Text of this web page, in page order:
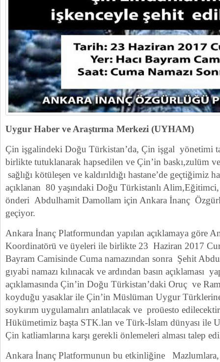
Uygur Haber ve Araştırma Merkezi (UYHAM)
Çin işgalindeki Doğu Türkistan’da, Çin işgal yönetimi
birlikte tutuklanarak hapsedilen ve Çin’in baskı,zulüm
sağlığı kötüleşen ve kaldırıldığı hastane’de geçtiğimiz
açıklanan 80 yaşındaki Doğu Türkistanlı Alim,Eğitimci,
önderi Abdulhamit Damollam için Ankara İnanç
geçiyor.
Ankara İnanç Platformundan yapılan açıklamaya göre
Koordinatörü ve üyeleri ile birlikte 23 Haziran 2017
Bayram Camisinde Cuma namazından sonra Şehit
gıyabi namazı kılınacak ve ardından basın açıklaması
açıklamasında Çin’in Doğu Türkistan’daki Oruç ve
koyduğu yasaklar ile Çin’in Müslüman Uygur
soykırım uygulamalırı anlatılacak ve proüesto
Hükümetimiz başta STK.lan ve Türk-İslam dünyası ile
Çin katliamlarına karşı gerekli önlemeleri alması talep
Ankara İnanç Platformunun bu etkinliğine